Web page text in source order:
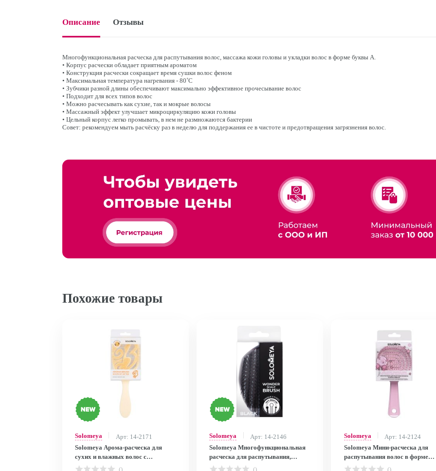
Описание Отзывы
Многофункциональная расческа для распутывания волос, массажа кожи головы и укладки волос в форме буквы А.
• Корпус расчески обладает приятным ароматом
• Конструкция расчески сокращает время сушки волос феном
• Максимальная температура нагревания - 80˚С
• Зубчики разной длины обеспечивают максимально эффективное прочесывание волос
• Подходит для всех типов волос
• Можно расчесывать как сухие, так и мокрые волосы
• Массажный эффект улучшает микроциркуляцию кожи головы
• Цельный корпус легко промывать, в нем не размножаются бактерии
Совет: рекомендуем мыть расчёску раз в неделю для поддержания ее в чистоте и предотвращения загрязнения волос.
Похожие товары
Solomeya
Арт: 14-2171
Solomeya Арома-расческа для
сухих и влажных волос с
ароматом Бурбонской ванили в
()
Solomeya
Арт: 14-2146
Solomeya Многофункциональная
расческа для распутывания,
массажа и мытья кожи головы,
()
Solomeya
Арт: 14-2124
Solomeya Мини-расческа для
распутывания волос в форме
леденца, Розовая / Lollipop
()